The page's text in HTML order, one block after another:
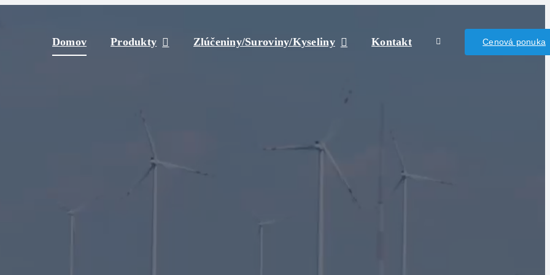
Domov Produkty Zlúčeniny/Suroviny/Kyseliny Kontakt Cenová ponuka